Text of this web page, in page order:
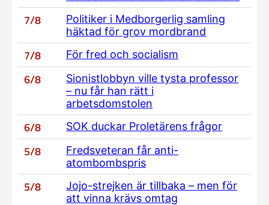
7/8
Politiker i Medborgerlig samling
häktad för grov mordbrand
7/8 För fred och socialism
6/8
Sionistlobbyn ville tysta professor
– nu får han rätt i
arbetsdomstolen
6/8 SOK duckar Proletärens frågor
5/8
Fredsveteran får anti-
atombombspris
5/8
Jojo-strejken är tillbaka – men för
att vinna krävs omtag